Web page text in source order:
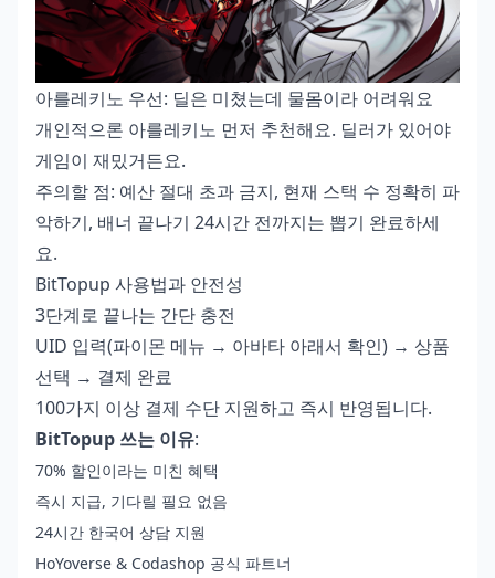
아를레키노 우선: 딜은 미쳤는데 물몸이라 어려워요
개인적으론 아를레키노 먼저 추천해요. 딜러가 있어야
게임이 재밌거든요.
주의할 점: 예산 절대 초과 금지, 현재 스택 수 정확히 파
악하기, 배너 끝나기 24시간 전까지는 뽑기 완료하세
요.
BitTopup 사용법과 안전성
3단계로 끝나는 간단 충전
UID 입력(파이몬 메뉴 → 아바타 아래서 확인) → 상품
선택 → 결제 완료
100가지 이상 결제 수단 지원하고 즉시 반영됩니다.
BitTopup 쓰는 이유:
70% 할인이라는 미친 혜택
즉시 지급, 기다릴 필요 없음
24시간 한국어 상담 지원
HoYoverse & Codashop 공식 파트너